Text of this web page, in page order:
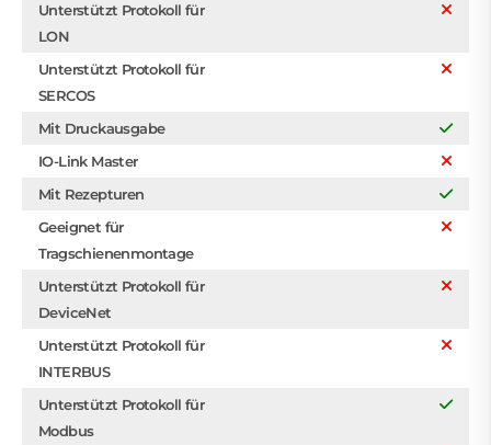
Unterstützt Protokoll für
LON
Unterstützt Protokoll für
SERCOS
Mit Druckausgabe
IO-Link Master
Mit Rezepturen
Geeignet für
Tragschienenmontage
Unterstützt Protokoll für
DeviceNet
Unterstützt Protokoll für
INTERBUS
Unterstützt Protokoll für
Modbus